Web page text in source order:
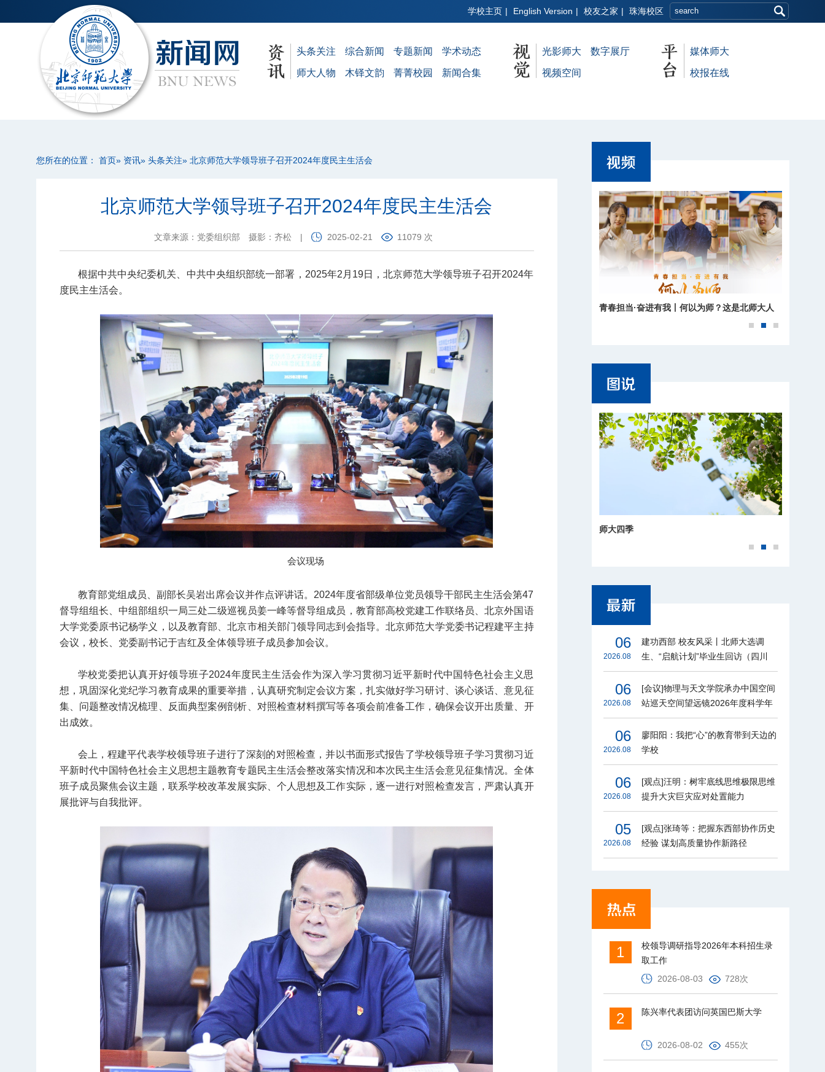
学校主页 | English Version | 校友之家 | 珠海校区
头条关注 综合新闻 专题新闻 学术动态
师大人物 木铎文韵 菁菁校园 新闻合集
光影师大 数字展厅
视频空间
媒体师大
校报在线
您所在的位置： 首页» 资讯» 头条关注» 北京师范大学领导班子召开2024年度民主生活会
北京师范大学领导班子召开2024年度民主生活会
文章来源：党委组织部 摄影：齐松 | 2025-02-21 11079 次
根据中共中央纪委机关、中共中央组织部统一部署，2025年2月19日，北京师范大学领导班子召开2024年
度民主生活会。
会议现场
教育部党组成员、副部长吴岩出席会议并作点评讲话。2024年度省部级单位党员领导干部民主生活会第47
督导组组长、中组部组织一局三处二级巡视员姜一峰等督导组成员，教育部高校党建工作联络员、北京外国语
大学党委原书记杨学义，以及教育部、北京市相关部门领导同志到会指导。北京师范大学党委书记程建平主持
会议，校长、党委副书记于吉红及全体领导班子成员参加会议。
学校党委把认真开好领导班子2024年度民主生活会作为深入学习贯彻习近平新时代中国特色社会主义思
想，巩固深化党纪学习教育成果的重要举措，认真研究制定会议方案，扎实做好学习研讨、谈心谈话、意见征
集、问题整改情况梳理、反面典型案例剖析、对照检查材料撰写等各项会前准备工作，确保会议开出质量、开
出成效。
会上，程建平代表学校领导班子进行了深刻的对照检查，并以书面形式报告了学校领导班子学习贯彻习近
平新时代中国特色社会主义思想主题教育专题民主生活会整改落实情况和本次民主生活会意见征集情况。全体
班子成员聚焦会议主题，联系学校改革发展实际、个人思想及工作实际，逐一进行对照检查发言，严肃认真开
展批评与自我批评。
青春担当·奋进有我丨何以为师？这是北师大人
师大四季
06
2026.08
建功西部 校友风采丨北师大选调
生、“启航计划”毕业生回访（四川
篇）
06
2026.08
[会议]物理与天文学院承办中国空间
站巡天空间望远镜2026年度科学年
会
06
2026.08
廖阳阳：我把“心”的教育带到天边的
学校
06
2026.08
[观点]汪明：树牢底线思维极限思维
提升大灾巨灾应对处置能力
05
2026.08
[观点]张琦等：把握东西部协作历史
经验 谋划高质量协作新路径
1
校领导调研指导2026年本科招生录
取工作
2026-08-03
728次
2 陈兴率代表团访问英国巴斯大学
2026-08-02 455次